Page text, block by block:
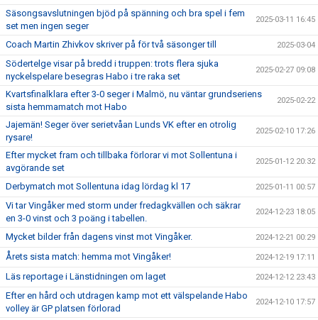
Säsongsavslutningen bjöd på spänning och bra spel i fem
set men ingen seger
2025-03-11 16:45
Coach Martin Zhivkov skriver på för två säsonger till 2025-03-04
Södertelge visar på bredd i truppen: trots flera sjuka
nyckelspelare besegras Habo i tre raka set
2025-02-27 09:08
Kvartsfinalklara efter 3-0 seger i Malmö, nu väntar grundseriens
sista hemmamatch mot Habo
2025-02-22
Jajemän! Seger över serietvåan Lunds VK efter en otrolig
rysare!
2025-02-10 17:26
Efter mycket fram och tillbaka förlorar vi mot Sollentuna i
avgörande set
2025-01-12 20:32
Derbymatch mot Sollentuna idag lördag kl 17 2025-01-11 00:57
Vi tar Vingåker med storm under fredagkvällen och säkrar
en 3-0 vinst och 3 poäng i tabellen.
2024-12-23 18:05
Mycket bilder från dagens vinst mot Vingåker. 2024-12-21 00:29
Årets sista match: hemma mot Vingåker! 2024-12-19 17:11
Läs reportage i Länstidningen om laget 2024-12-12 23:43
Efter en hård och utdragen kamp mot ett välspelande Habo
volley är GP platsen förlorad
2024-12-10 17:57